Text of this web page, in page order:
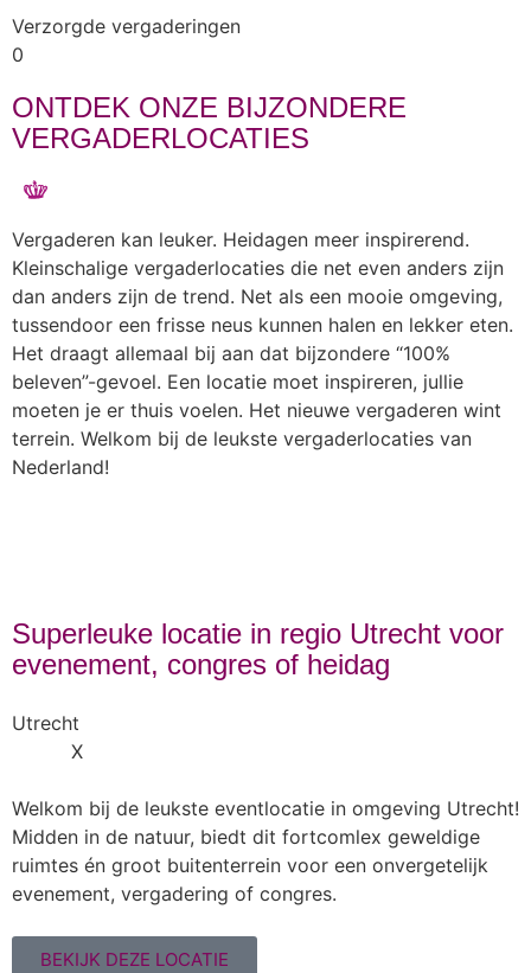
Verzorgde vergaderingen
0
ONTDEK ONZE BIJZONDERE
VERGADERLOCATIES
Vergaderen kan leuker. Heidagen meer inspirerend.
Kleinschalige vergaderlocaties die net even anders zijn
dan anders zijn de trend. Net als een mooie omgeving,
tussendoor een frisse neus kunnen halen en lekker eten.
Het draagt allemaal bij aan dat bijzondere “100%
beleven”-gevoel. Een locatie moet inspireren, jullie
moeten je er thuis voelen. Het nieuwe vergaderen wint
terrein. Welkom bij de leukste vergaderlocaties van
Nederland!
Superleuke locatie in regio Utrecht voor
evenement, congres of heidag
Utrecht
X
Welkom bij de leukste eventlocatie in omgeving Utrecht!
Midden in de natuur, biedt dit fortcomlex geweldige
ruimtes én groot buitenterrein voor een onvergetelijk
evenement, vergadering of congres.
BEKIJK DEZE LOCATIE